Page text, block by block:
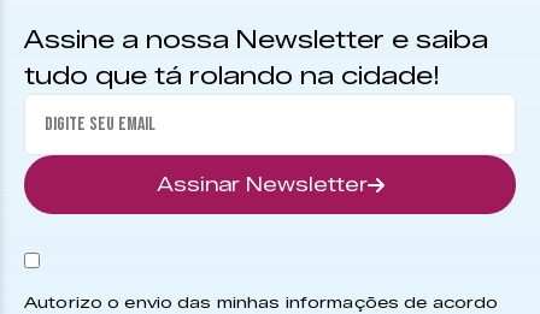
Assine a nossa Newsletter e saiba
tudo que tá rolando na cidade!
Assinar Newsletter
Autorizo o envio das minhas informações de acordo